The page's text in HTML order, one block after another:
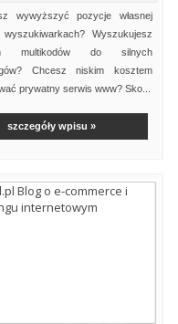
wywyższyć pozycje własnej
Wyszukujesz
multikodów do silnych
Chcesz niskim kosztem
prywatny serwis www? Sko...
szczegóły wpisu »